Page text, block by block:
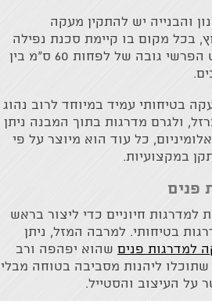
והבנייה יש להתקין מעקה
בכל מקום בו קיימת סכנת נפילה
ובמקומות בהם יש הפרשי גובה של לפחות 60 ס"מ בין
בטיחותי עמיד במיוחד לרוב נהוג
ולגרם מדרגות בתוך המבנה ניתן
כל עוד הוא מיוצר על פי
במקצועיות.
פנים
למדרגות חיוניים כדי ליצור בראש
בטיחותי. למרבה המזל, ניתן
למדרגות פנים שהוא יפהפה ורב
ליהנות מסביבה בטוחה מבלי
העיצוב והסטייל.